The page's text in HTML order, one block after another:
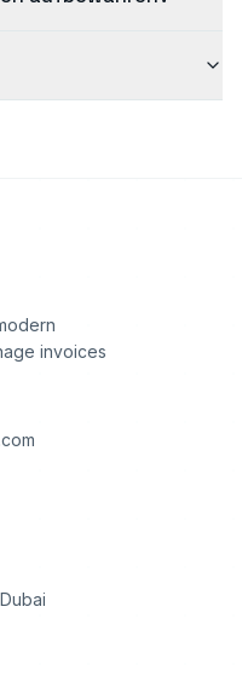
invoices